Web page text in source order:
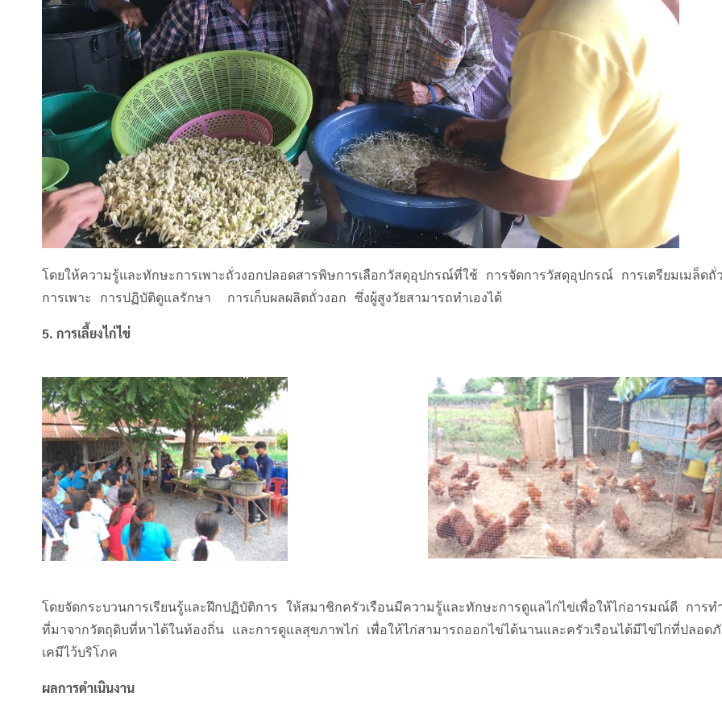
โดยให้ความรู้และทักษะการเพาะถั่วงอกปลอดสารพิษการเลือกวัสดุอุปกรณ์ที่ใช้ การจัดการวัสดุอุปกรณ์ การเตรียมเมล็ดถั่
การเพาะ การปฏิบัติดูแลรักษา  การเก็บผลผลิตถั่วงอก ซึ่งผู้สูงวัยสามารถทำเองได้
5. การเลี้ยงไก่ไข่
โดยจัดกระบวนการเรียนรู้และฝึกปฏิบัติการ ให้สมาชิกครัวเรือนมีความรู้และทักษะการดูแลไก่ไข่เพื่อให้ไก่อารมณ์ดี การท
ที่มาจากวัตถุดิบที่หาได้ในท้องถิ่น และการดูแลสุขภาพไก่ เพื่อให้ไก่สามารถออกไข่ได้นานและครัวเรือนได้มีไข่ไก่ที่ปลอดภั
เคมีไว้บริโภค
ผลการดำเนินงาน